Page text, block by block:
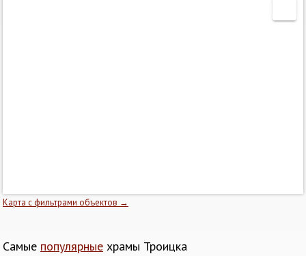
Карта с фильтрами объектов →
Самые популярные храмы Троицка